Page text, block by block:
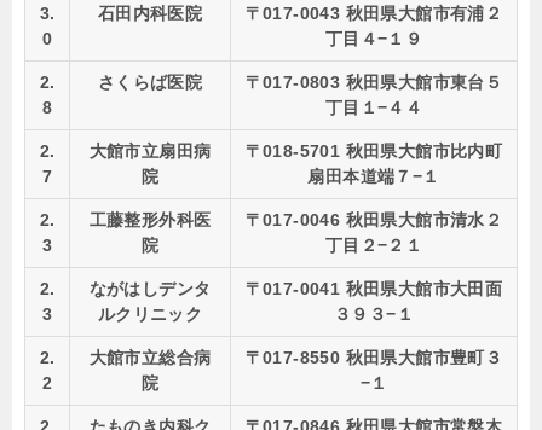
3.
0
石田内科医院
〒017-0043 秋田県大館市有浦２
丁目４−１９
2.
8
さくらば医院
〒017-0803 秋田県大館市東台５
丁目１−４４
2.
7
大館市立扇田病
院
〒018-5701 秋田県大館市比内町
扇田本道端７−１
2.
3
工藤整形外科医
院
〒017-0046 秋田県大館市清水２
丁目２−２１
2.
3
ながはしデンタ
ルクリニック
〒017-0041 秋田県大館市大田面
３９３−１
2.
2
大館市立総合病
院
〒017-8550 秋田県大館市豊町３
−１